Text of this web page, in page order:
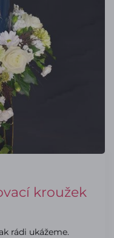
kroužek
rádi ukážeme.